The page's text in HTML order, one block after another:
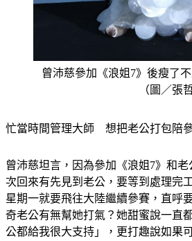
曾沛慈參加《浪姐7》後瘦了
（圖／張
忙當時間管理大師　想把老公打包陪
曾沛慈坦言，因為參加《浪姐7》和
次回來有先見到老公，要等到處理完
星期一就要飛往大陸繼續參賽，直呼
奇老公有無幫她打氣？她甜蜜說一直
公都給我很大支持」，更打趣說如果